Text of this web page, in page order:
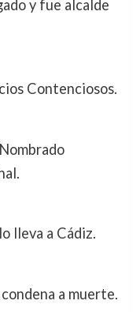
y fue alcalde
Contenciosos.
lleva a Cádiz.
a muerte.